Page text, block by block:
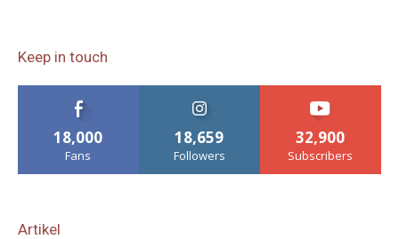
Keep in touch
18,000
Fans
18,659
Followers
32,900
Subscribers
Artikel